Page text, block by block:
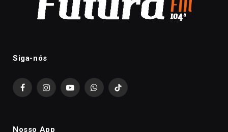
Siga-nós
FacebookInstagramYouTubeWhatsAppTikTok
Nosso App